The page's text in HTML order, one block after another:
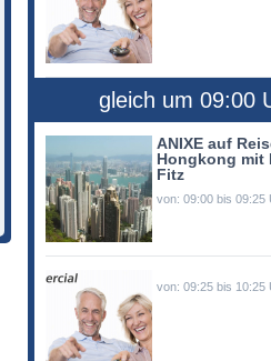
gleich um 09:00
ANIXE auf
Hongkong mit
Fitz
von: 09:00 bis 09:25
von: 09:25 bis 10:25